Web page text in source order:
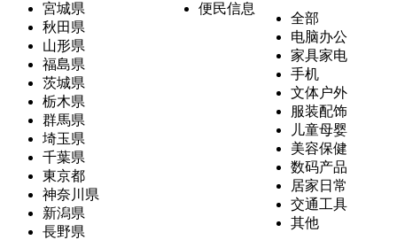
宮城県
秋田県
山形県
福島県
茨城県
栃木県
群馬県
埼玉県
千葉県
東京都
神奈川県
新潟県
長野県
便民信息
全部
电脑办公
家具家电
手机
文体户外
服装配饰
儿童母婴
美容保健
数码产品
居家日常
交通工具
其他